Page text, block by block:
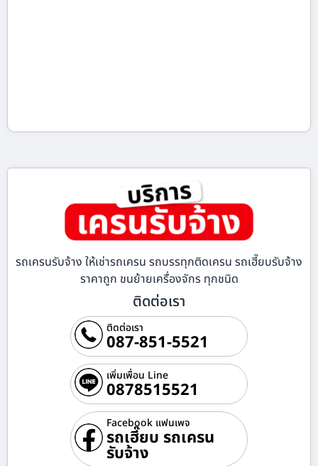
รถเครนรับจ้าง ให้เช่ารถเครน รถบรรทุกติดเครน รถเฮี๊ยบรับจ้าง
ราคาถูก ขนย้ายเครื่องจักร ทุกชนิด
ติดต่อเรา
ติดต่อเรา
087-851-5521
เพิ่มเพื่อน Line
0878515521
Facebook แฟนเพจ
รถเฮี๊ยบ รถเครน
รับจ้าง